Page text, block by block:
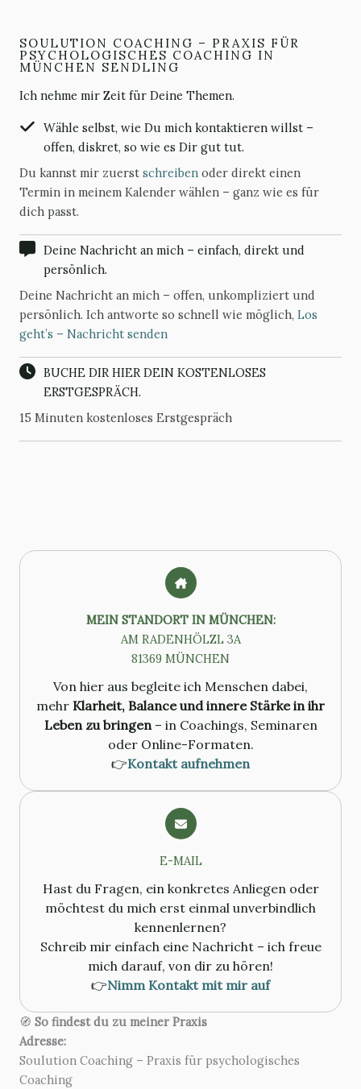
SOULUTION COACHING – PRAXIS FÜR
PSYCHOLOGISCHES COACHING IN
MÜNCHEN SENDLING
Ich nehme mir Zeit für Deine Themen.
Wähle selbst, wie Du mich kontaktieren willst –
offen, diskret, so wie es Dir gut tut.
Du kannst mir zuerst schreiben oder direkt einen
Termin in meinem Kalender wählen – ganz wie es für
dich passt.
Deine Nachricht an mich – einfach, direkt und
persönlich.
Deine Nachricht an mich – offen, unkompliziert und
persönlich. Ich antworte so schnell wie möglich, Los
geht’s – Nachricht senden
BUCHE DIR HIER DEIN KOSTENLOSES
ERSTGESPRÄCH.
15 Minuten kostenloses Erstgespräch
MEIN STANDORT IN MÜNCHEN:
AM RADENHÖLZL 3A
81369 MÜNCHEN
Von hier aus begleite ich Menschen dabei,
mehr Klarheit, Balance und innere Stärke in ihr
Leben zu bringen– in Coachings, Seminaren
oder Online-Formaten.
👉Kontakt aufnehmen
E-MAIL
Hast du Fragen, ein konkretes Anliegen oder
möchtest du mich erst einmal unverbindlich
kennenlernen?
Schreib mir einfach eine Nachricht – ich freue
mich darauf, von dir zu hören!
👉Nimm Kontakt mit mir auf
🧭 So findest du zu meiner Praxis
Adresse:
Soulution Coaching – Praxis für psychologisches
Coaching